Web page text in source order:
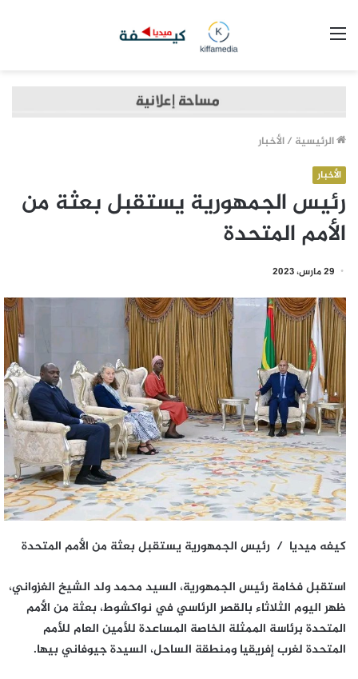
الرئيسية /الأخبار
الأخبار
رئيس الجمهورية يستقبل بعثة من
الأمم المتحدة
29 مارس، 2023
كيفه ميديا / رئيس الجمهورية يستقبل بعثة من الأمم المتحدة
استقبل فخامة رئيس الجمهورية، السيد محمد ولد الشيخ الغزواني،
ظهر اليوم الثلاثاء بالقصر الرئاسي في نواكشوط، بعثة من الأمم
المتحدة برئاسة الممثلة الخاصة المساعدة للأمين العام للأمم
المتحدة لغرب إفريقيا ومنطقة الساحل، السيدة جيوفاني بيها.